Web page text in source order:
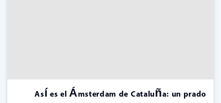
Así es el Ámsterdam de Cataluña: un prado